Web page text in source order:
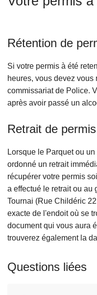
Rétention de
Si votre permis à été
heures, vous devez
commissariat de Police.
après avoir passé un
Retrait de
Lorsque le Parquet ou
ordonné un retrait
récupérer votre permis
a effectué le retrait ou au
Tournai (Rue Childéric
exacte de l'endoit où se
document qui vous aura
trouverez également la
Questions liées